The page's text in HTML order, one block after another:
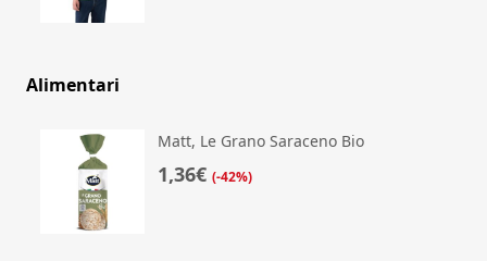
Alimentari
Matt, Le Grano Saraceno Bio
1,36€ (-42%)